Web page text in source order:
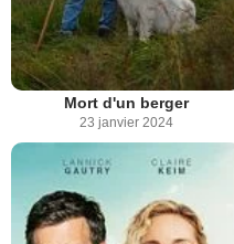
Mort d'un berger
23 janvier 2024